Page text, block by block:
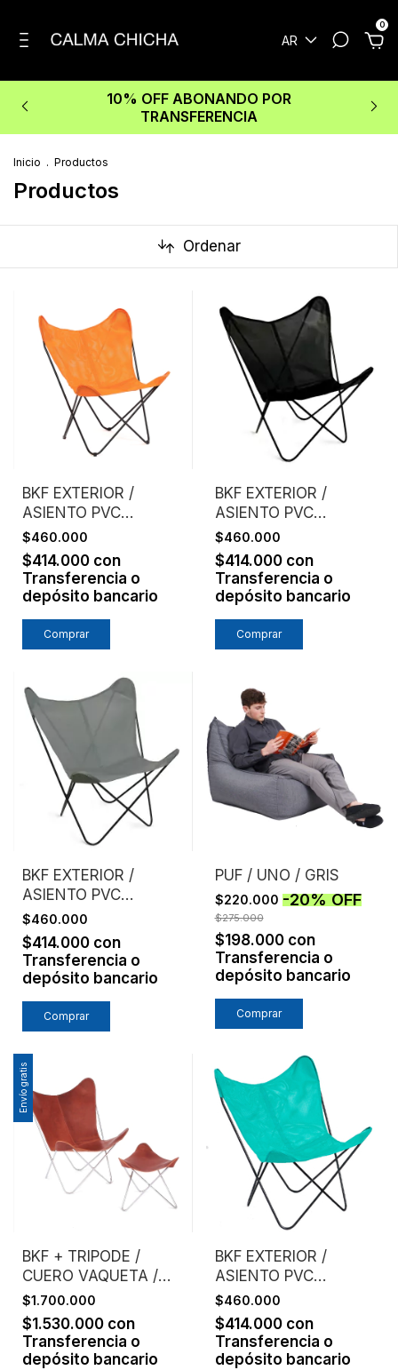
AR
0
10% OFF ABONANDO POR
TRANSFERENCIA
Inicio . Productos
Productos
Ordenar
BKF EXTERIOR /
ASIENTO PVC
MICROPERFORADO /
NARANJA
$460.000
$414.000 con
Transferencia o
depósito bancario
Comprar
BKF EXTERIOR /
ASIENTO PVC
MICROPERFORADO /
NEGRO
$460.000
$414.000 con
Transferencia o
depósito bancario
Comprar
BKF EXTERIOR /
ASIENTO PVC
MICROPERFORADO /
GRIS
$460.000
$414.000 con
Transferencia o
depósito bancario
Comprar
PUF / UNO / GRIS
$220.000 -20%OFF
$275.000
$198.000 con
Transferencia o
depósito bancario
Envío gratis
BKF + TRIPODE /
CUERO VAQUETA /
ESTRUCTURA
CROMO
$1.700.000
$1.530.000 con
Transferencia o
depósito bancario
BKF EXTERIOR /
ASIENTO PVC
MICROPERFORADO /
VERDE
$460.000
$414.000 con
Transferencia o
depósito bancario